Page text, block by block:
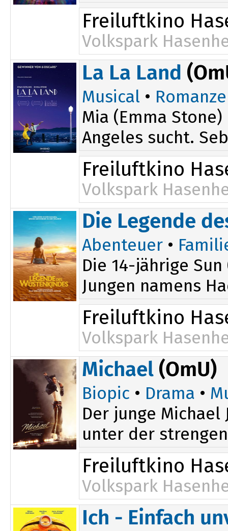
Freiluftkino
Volkspark
La La Land
Musical • Romanze
Mia (Emma
Angeles sucht.
Freiluftkino
Volkspark
Die Legende
Abenteuer •
Die 14-jährige
Jungen namens
Freiluftkino
Volkspark
Michael (OmU)
Biopic • Drama •
Der junge
unter der
Freiluftkino
Volkspark
Ich - Einfach